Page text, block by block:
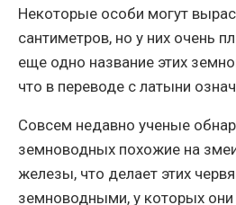
Некоторые особи могут
сантиметров, но у них очень
еще одно название этих
что в переводе с латыни
Совсем недавно ученые
земноводных похожие на
железы, что делает этих
земноводными, у которых они